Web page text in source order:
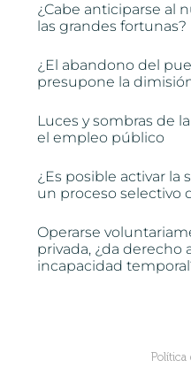
¿Cabe anticiparse al
las grandes fortunas?
¿El abandono del
presupone la
Luces y sombras de
el empleo público
¿Es posible activar la
un proceso selectivo
Operarse
privada, ¿da derecho
incapacidad
Política